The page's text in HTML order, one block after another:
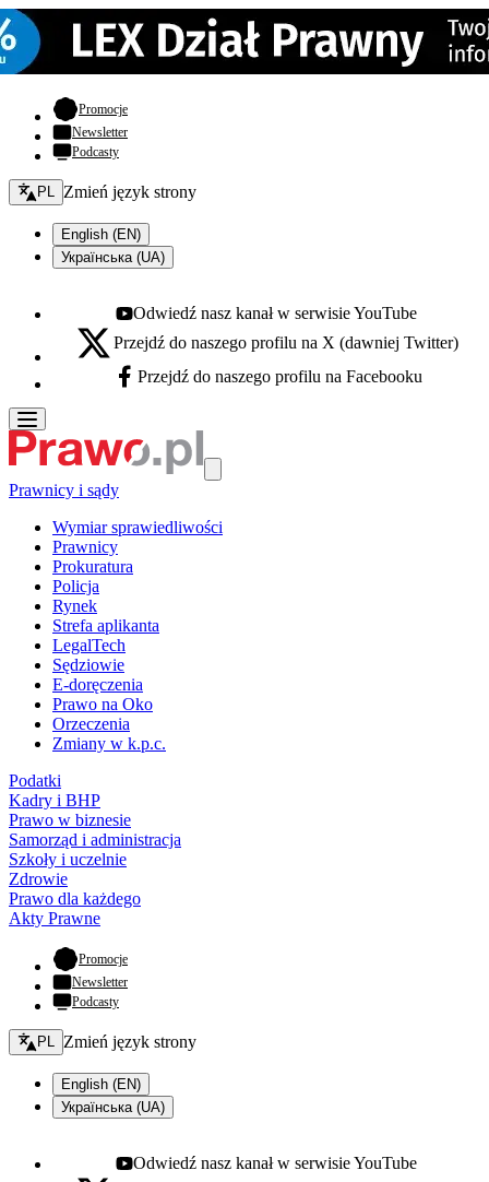
Promocje- otwiera się w nowej karcie
Newsletter
Podcasty
Zmień język - bieżący:
PL Zmień język strony
English (EN)
Українська (UA)
Youtube - otwiera się w nowej karcie
Odwiedź nasz kanał w serwisie YouTube
X - otwiera się w nowej karcie
Przejdź do naszego profilu na X (dawniej Twitter)
Facebook - otwiera się w nowej karcie
Przejdź do naszego profilu na Facebooku
Prawnicy i sądy
Wymiar sprawiedliwości
Prawnicy
Prokuratura
Policja
Rynek
Strefa aplikanta
LegalTech
Sędziowie
E-doręczenia
Prawo na Oko
Orzeczenia
Zmiany w k.p.c.
Podatki
Kadry i BHP
Prawo w biznesie
Samorząd i administracja
Szkoły i uczelnie
Zdrowie
Prawo dla każdego
Akty Prawne
Promocje- otwiera się w nowej karcie
Newsletter
Podcasty
Zmień język - bieżący:
PL Zmień język strony
English (EN)
Українська (UA)
Youtube - otwiera się w nowej karcie
Odwiedź nasz kanał w serwisie YouTube